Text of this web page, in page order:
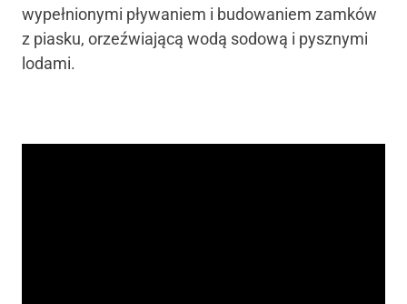
wypełnionymi pływaniem i budowaniem zamków
z piasku, orzeźwiającą wodą sodową i pysznymi
lodami.